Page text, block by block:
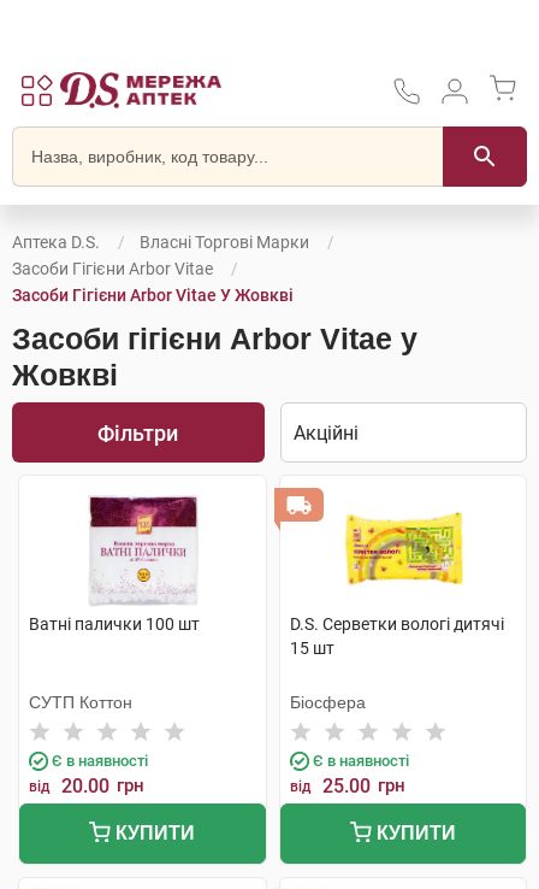
Аптека D.S.
Власні Торгові Марки
Засоби Гігієни Arbor Vitae
Засоби Гігієни Arbor Vitae У Жовкві
Засоби гігієни Arbor Vitae у
Жовкві
Фільтри
Ватні палички 100 шт
СУТП Коттон
Є в наявності
від 20.00 грн
КУПИТИ
D.S. Серветки вологі дитячі
15 шт
Біосфера
Є в наявності
від 25.00 грн
КУПИТИ